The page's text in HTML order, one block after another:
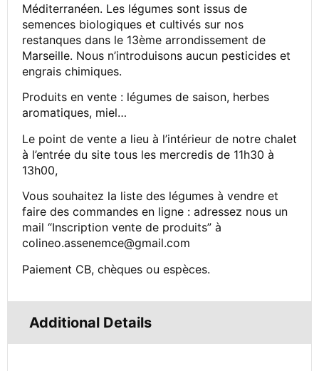
Méditerranéen. Les légumes sont issus de
semences biologiques et cultivés sur nos
restanques dans le 13ème arrondissement de
Marseille. Nous n’introduisons aucun pesticides et
engrais chimiques.
Produits en vente : légumes de saison, herbes
aromatiques, miel…
Le point de vente a lieu à l’intérieur de notre chalet
à l’entrée du site tous les mercredis de 11h30 à
13h00,
Vous souhaitez la liste des légumes à vendre et
faire des commandes en ligne : adressez nous un
mail “Inscription vente de produits” à
colineo.assenemce@gmail.com
Paiement CB, chèques ou espèces.
Additional Details